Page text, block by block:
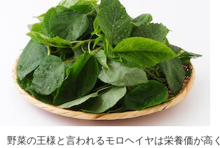
野菜の王様と言われるモロヘイヤは栄養価が高